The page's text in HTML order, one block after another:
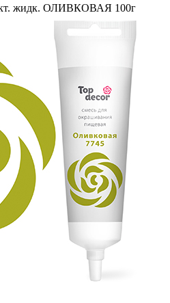
жидк. ОЛИВКОВАЯ 100г